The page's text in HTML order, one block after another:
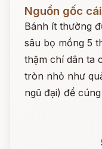
Nguồn gốc
Bánh ít thường
sâu bọ mồng 5
thậm chí dân ta
tròn nhỏ như
ngũ đại) để